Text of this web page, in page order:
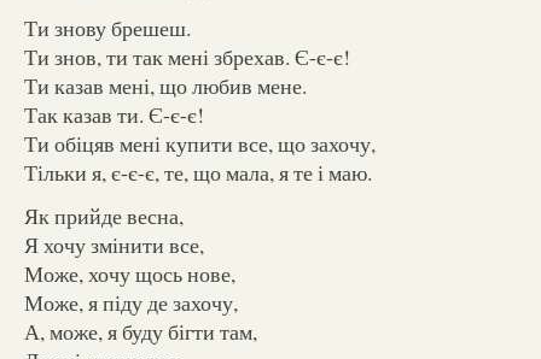
Ти знову брешеш.
Ти знов, ти так мені збрехав. Є-є-є!
Ти казав мені, що любив мене.
Так казав ти. Є-є-є!
Ти обіцяв мені купити все, що захочу,
Тільки я, є-є-є, те, що мала, я те і маю.
Як прийде весна,
Я хочу змінити все,
Може, хочу щось нове,
Може, я піду де захочу,
А, може, я буду бігти там,